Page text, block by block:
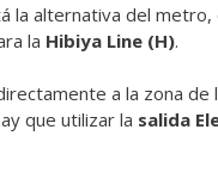
la alternativa del metro,
la Hibiya Line (H).
a la zona de
que utilizar la salida